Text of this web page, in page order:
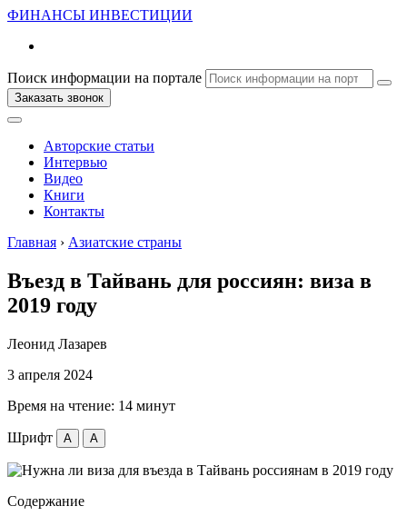
ФИНАНСЫ ИНВЕСТИЦИИ
Поиск информации на портале
Заказать звонок
Авторские статьи
Интервью
Видео
Книги
Контакты
Главная › Азиатские страны
Въезд в Тайвань для россиян: виза в
2019 году
Леонид Лазарев
3 апреля 2024
Время на чтение: 14 минут
Шрифт A A
Содержание